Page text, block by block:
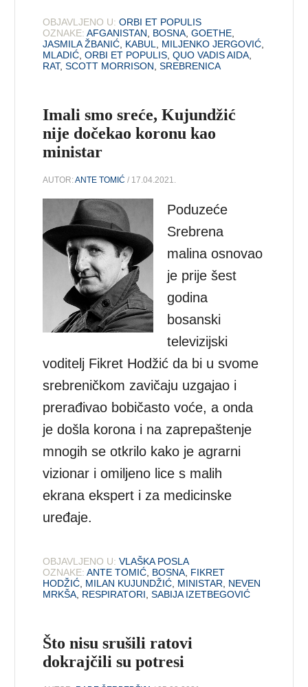
OBJAVLJENO U: ORBI ET POPULIS
OZNAKE: AFGANISTAN BOSNA ,GOETHE
JASMILA ŽBANIĆ KABUL MILJENKO JERGOVIĆ
MLADIĆ ,ORBI ET POPULIS ,QUO VADIS AIDA
RAT,SCOTT MORRISON ,SREBRENICA
Imali smo sreće, Kujundžić
nije dočekao koronu kao
ministar
AUTOR:ANTE TOMIĆ / 17.04.2021.
Poduzeće
Srebrena
malina osnovao
je prije šest
godina
bosanski
televizijski
voditelj Fikret Hodžić da bi u svome
srebreničkom zavičaju uzgajao i
prerađivao bobičasto voće, a onda
je došla korona i na zaprepaštenje
mnogih se otkrilo kako je agrarni
vizionar i omiljeno lice s malih
ekrana ekspert i za medicinske
uređaje.
OBJAVLJENO U: VLAŠKA POSLA
OZNAKE: ANTE TOMIĆ BOSNA FIKRET
HODŽIĆ MILAN KUJUNDŽIĆ MINISTAR
NEVEN
MRKŠA RESPIRATORI ,SABIJA IZETBEGOVIĆ
Što nisu srušili ratovi
dokrajčili su potresi